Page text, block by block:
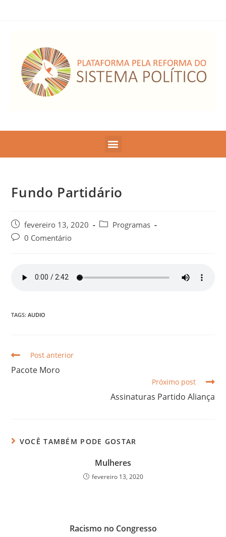
Fundo Partidário
fevereiro 13, 2020
Programas
0 Comentário
TAGS:AUDIO
Post anterior
Pacote Moro
Próximo post
Assinaturas Partido Aliança
VOCÊ TAMBÉM PODE GOSTAR
Mulheres
fevereiro 13, 2020
Racismo no Congresso